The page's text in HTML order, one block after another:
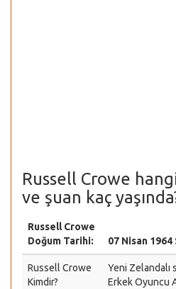
Russell Crowe
ve şuan kaç
Russell Crowe
Doğum Tarihi:
07 Nisan 1964
Russell Crowe
Kimdir?
Yeni Zelandalı
Erkek Oyuncu